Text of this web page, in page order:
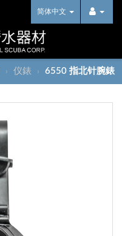
简体中文
› 仪錶 › 6550 指北针腕錶